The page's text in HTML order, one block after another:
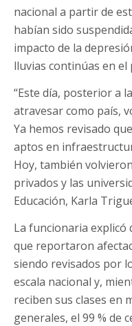
nacional a partir de
habían sido
impacto de la
lluvias continúas en el
“Este día, posterior a
atravesar como país,
Ya hemos revisado
aptos en
Hoy, también
privados y las
Educación, Karla
La funcionaria explicó
que reportaron
siendo revisados por
escala nacional y,
reciben sus clases en
generales, el 99 % de